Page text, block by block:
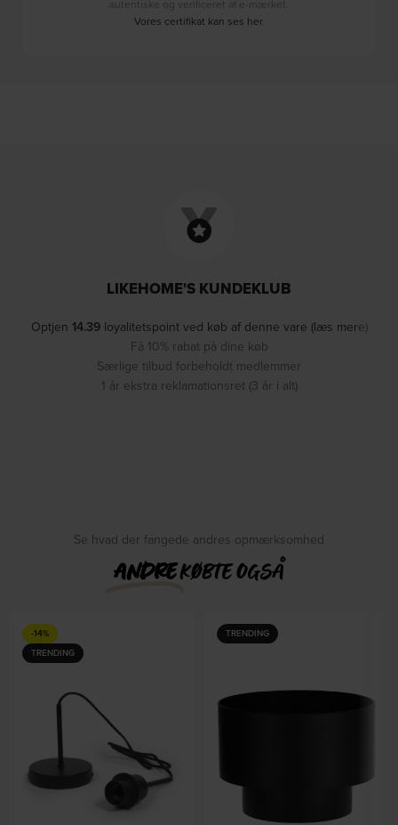
autentiske og verificeret af e-mærket.
Vores certifikat kan ses her.
LIKEHOME'S KUNDEKLUB
Optjen 14.39loyalitetspoint ved køb af denne vare (læs mere)
Få 10% rabat på dine køb
Særlige tilbud forbeholdt medlemmer
1 år ekstra reklamationsret (3 år i alt)
Se hvad der fangede andres opmærksomhed
ANDREKØBTE OGSÅ
-14%
TRENDING
TRENDING